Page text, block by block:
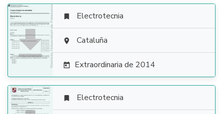

 Electrotecnia
 Cataluña
 Extraordinaria de 2014
 Electrotecnia